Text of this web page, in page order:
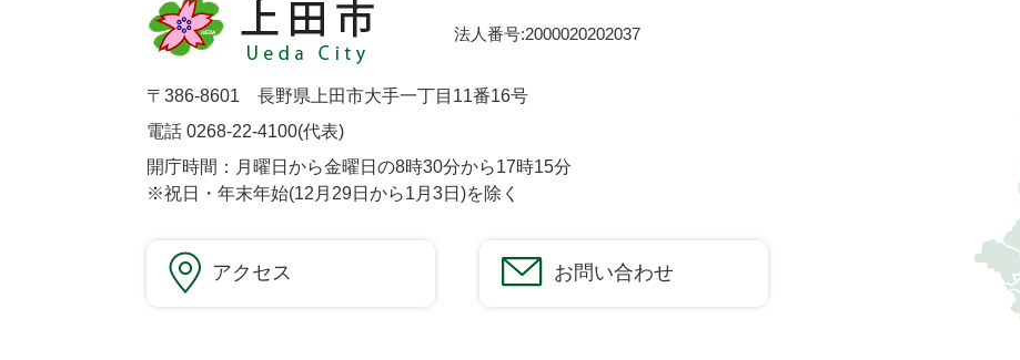
法人番号:2000020202037
〒386-8601 長野県上田市大手一丁目11番16号
電話 0268-22-4100(代表)
開庁時間：月曜日から金曜日の8時30分から17時15分
※祝日・年末年始(12月29日から1月3日)を除く
アクセス お問い合わせ